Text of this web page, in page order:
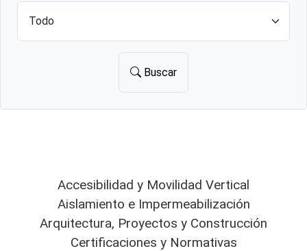
Buscar
Accesibilidad y Movilidad Vertical
Aislamiento e Impermeabilización
Arquitectura, Proyectos y Construcción
Certificaciones y Normativas